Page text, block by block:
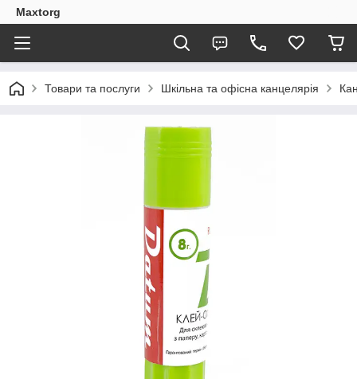
Maxtorg
Товари та послуги Шкільна та офісна канцелярія